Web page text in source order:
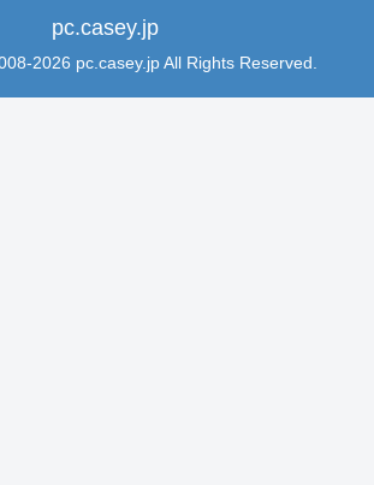
pc.casey.jp
2026 pc.casey.jp All Rights Reserved.